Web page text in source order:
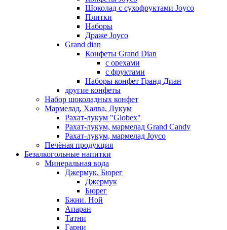
Шоколад с сухофруктами Joyco
Плитки
Наборы
Драже Joyco
Grand dian
Конфеты Grand Dian
с орехами
с фруктами
Наборы конфет Гранд Диан
другие конфеты
Набор шоколадных конфет
Мармелад, Халва, Лукум
Рахат-лукум "Globex"
Рахат-лукум, мармелад Grand Candy
Рахат-лукум, мармелад Joyco
Печёная продукция
Безалкогольные напитки
Минеральная вода
Джермук. Бюрег
Джермук
Бюрег
Бжни. Ной
Апаран
Татни
Гарни